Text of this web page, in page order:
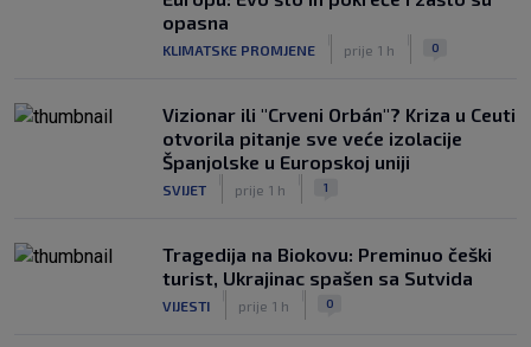
opasna
KLIMATSKE PROMJENE prije 1 h 0
Vizionar ili "Crveni Orbán"? Kriza u Ceuti
otvorila pitanje sve veće izolacije
Španjolske u Europskoj uniji
SVIJET prije 1 h 1
Tragedija na Biokovu: Preminuo češki
turist, Ukrajinac spašen sa Sutvida
VIJESTI prije 1 h 0